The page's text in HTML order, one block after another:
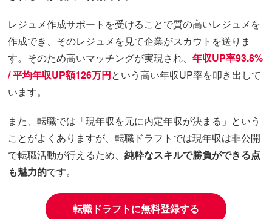
レジュメ作成サポートを受けることで質の高いレジュメを
作成でき、そのレジュメを見て企業がスカウトを送りま
す。そのため高いマッチングが実現され、年収UP率93.8%
/ 平均年収UP額126万円という高い年収UP率を叩き出して
います。
また、転職では「現年収を元に内定年収が決まる」という
ことがよくありますが、転職ドラフトでは現年収は非公開
で転職活動が行えるため、純粋なスキルで勝負ができる点
も魅力的です。
転職ドラフトに無料登録する